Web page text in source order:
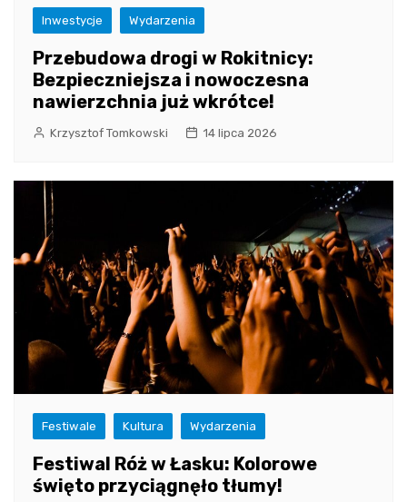
Inwestycje Wydarzenia
Przebudowa drogi w Rokitnicy:
Bezpieczniejsza i nowoczesna
nawierzchnia już wkrótce!
Krzysztof Tomkowski 14 lipca 2026
Festiwale Kultura Wydarzenia
Festiwal Róż w Łasku: Kolorowe
święto przyciągnęło tłumy!